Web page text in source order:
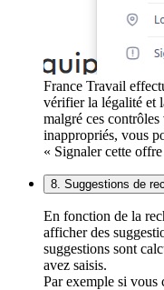
France Travail
vérifier la légalité et
malgré ces contrôles
inappropriés, vous
« Signaler cette
8. Suggestions de
En fonction de la
afficher des
suggestions sont
avez saisis.
Par exemple si vous